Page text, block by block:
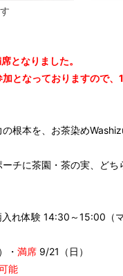
となりました。
となっておりますので
根本を、お茶染め
チに茶園・茶の実、ど
れ体験 14:30～15:00（
・ 満席9/21（日）
能